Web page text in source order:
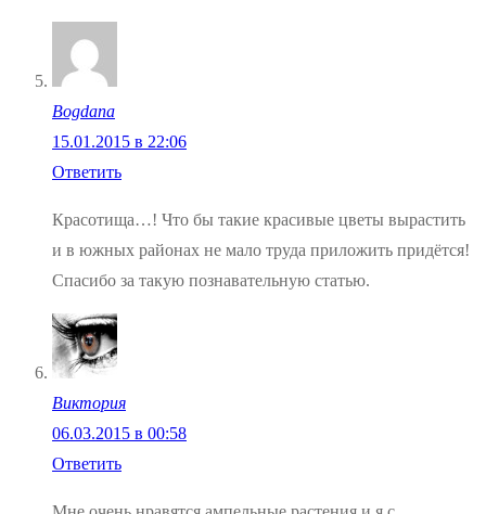
Bogdana
15.01.2015 в 22:06
Ответить
Красотища…! Что бы такие красивые цветы вырастить
и в южных районах не мало труда приложить придётся!
Спасибо за такую познавательную статью.
Виктория
06.03.2015 в 00:58
Ответить